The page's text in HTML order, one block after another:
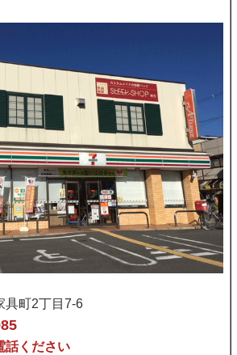
具町2丁目7-6
話ください